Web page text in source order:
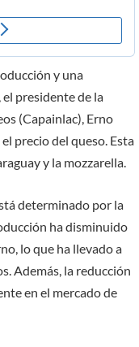
y una
presidente de la
(Capainlac), Erno
precio del queso. Esta
y la mozzarella.
determinado por la
ha disminuido
lo que ha llevado a
Además, la reducción
en el mercado de